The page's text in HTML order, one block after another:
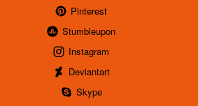
Pinterest
Stumbleupon
Instagram
Deviantart
Skype